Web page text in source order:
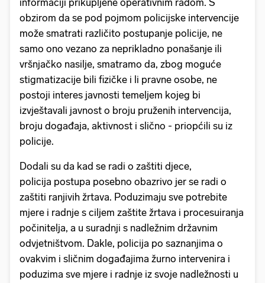
informaciji prikupljene operativnim radom. S
obzirom da se pod pojmom policijske intervencije
može smatrati različito postupanje policije, ne
samo ono vezano za neprikladno ponašanje ili
vršnjačko nasilje, smatramo da, zbog moguće
stigmatizacije bili fizičke i li pravne osobe, ne
postoji interes javnosti temeljem kojeg bi
izvještavali javnost o broju pruženih intervencija,
broju događaja, aktivnost i slično - priopćili su iz
policije.
Dodali su da kad se radi o zaštiti djece,
policija postupa posebno obazrivo jer se radi o
zaštiti ranjivih žrtava. Poduzimaju sve potrebite
mjere i radnje s ciljem zaštite žrtava i procesuiranja
počinitelja, a u suradnji s nadležnim državnim
odvjetništvom. Dakle, policija po saznanjima o
ovakvim i sličnim događajima žurno intervenira i
poduzima sve mjere i radnje iz svoje nadležnosti u